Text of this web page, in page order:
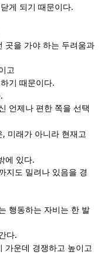
게 되기 때문이다.
곳을 가야 하는 두려움과
고
기 때문이다.
.
언제나 편한 쪽을 선택
, 미래가 아니라 현재고
에 있다.
지도 밀려나 있음을 경
행동하는 자비는 한 발
다.
가운데 경쟁하고 높이고